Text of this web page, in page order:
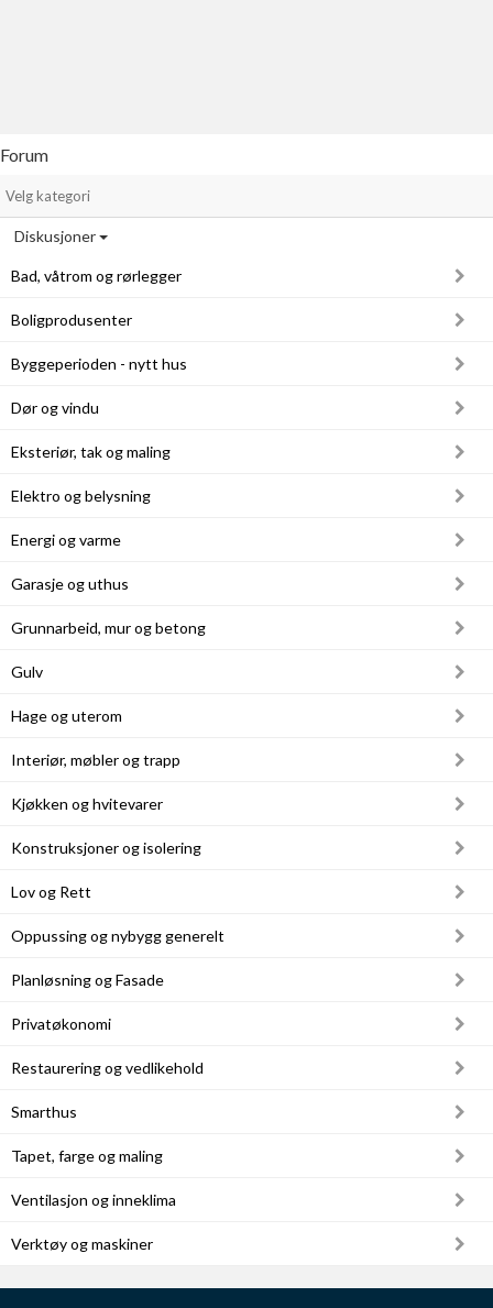
Finn håndverkere
Søk blant 9000 bedrifter
Papirer som mangler
Få svar på det du lurer på
Se din bolig? Klikk her
Få mer ut av Boligmappa
Forum
Velg kategori
Diskusjoner
Bad, våtrom og rørlegger
Boligprodusenter
Byggeperioden - nytt hus
Dør og vindu
Eksteriør, tak og maling
Elektro og belysning
Energi og varme
Garasje og uthus
Grunnarbeid, mur og betong
Gulv
Hage og uterom
Interiør, møbler og trapp
Kjøkken og hvitevarer
Konstruksjoner og isolering
Lov og Rett
Oppussing og nybygg generelt
Planløsning og Fasade
Privatøkonomi
Restaurering og vedlikehold
Smarthus
Tapet, farge og maling
Ventilasjon og inneklima
Verktøy og maskiner